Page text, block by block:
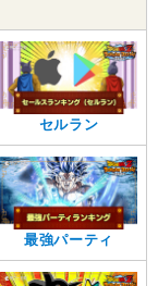
セルラン
最強パーティ